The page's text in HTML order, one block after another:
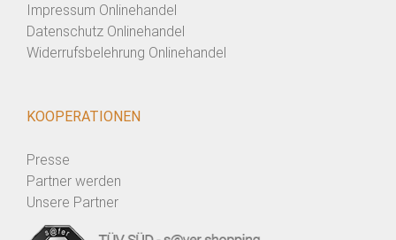
Impressum Onlinehandel
Datenschutz Onlinehandel
Widerrufsbelehrung Onlinehandel
KOOPERATIONEN
Presse
Partner werden
Unsere Partner